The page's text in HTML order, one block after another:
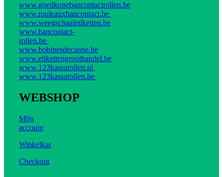
www.goedkopebancontactrollen.be
www.rouleauxbancontact.be
www.weegschaaletiketten.be
www.bancontact-
rollen.be
www.bobinesdecaisse.be
www.etikettengroothandel.be
www.123kassarollen.nl
www.123kassarollen.be
WEBSHOP
Mijn
account
Winkelkar
Checkout